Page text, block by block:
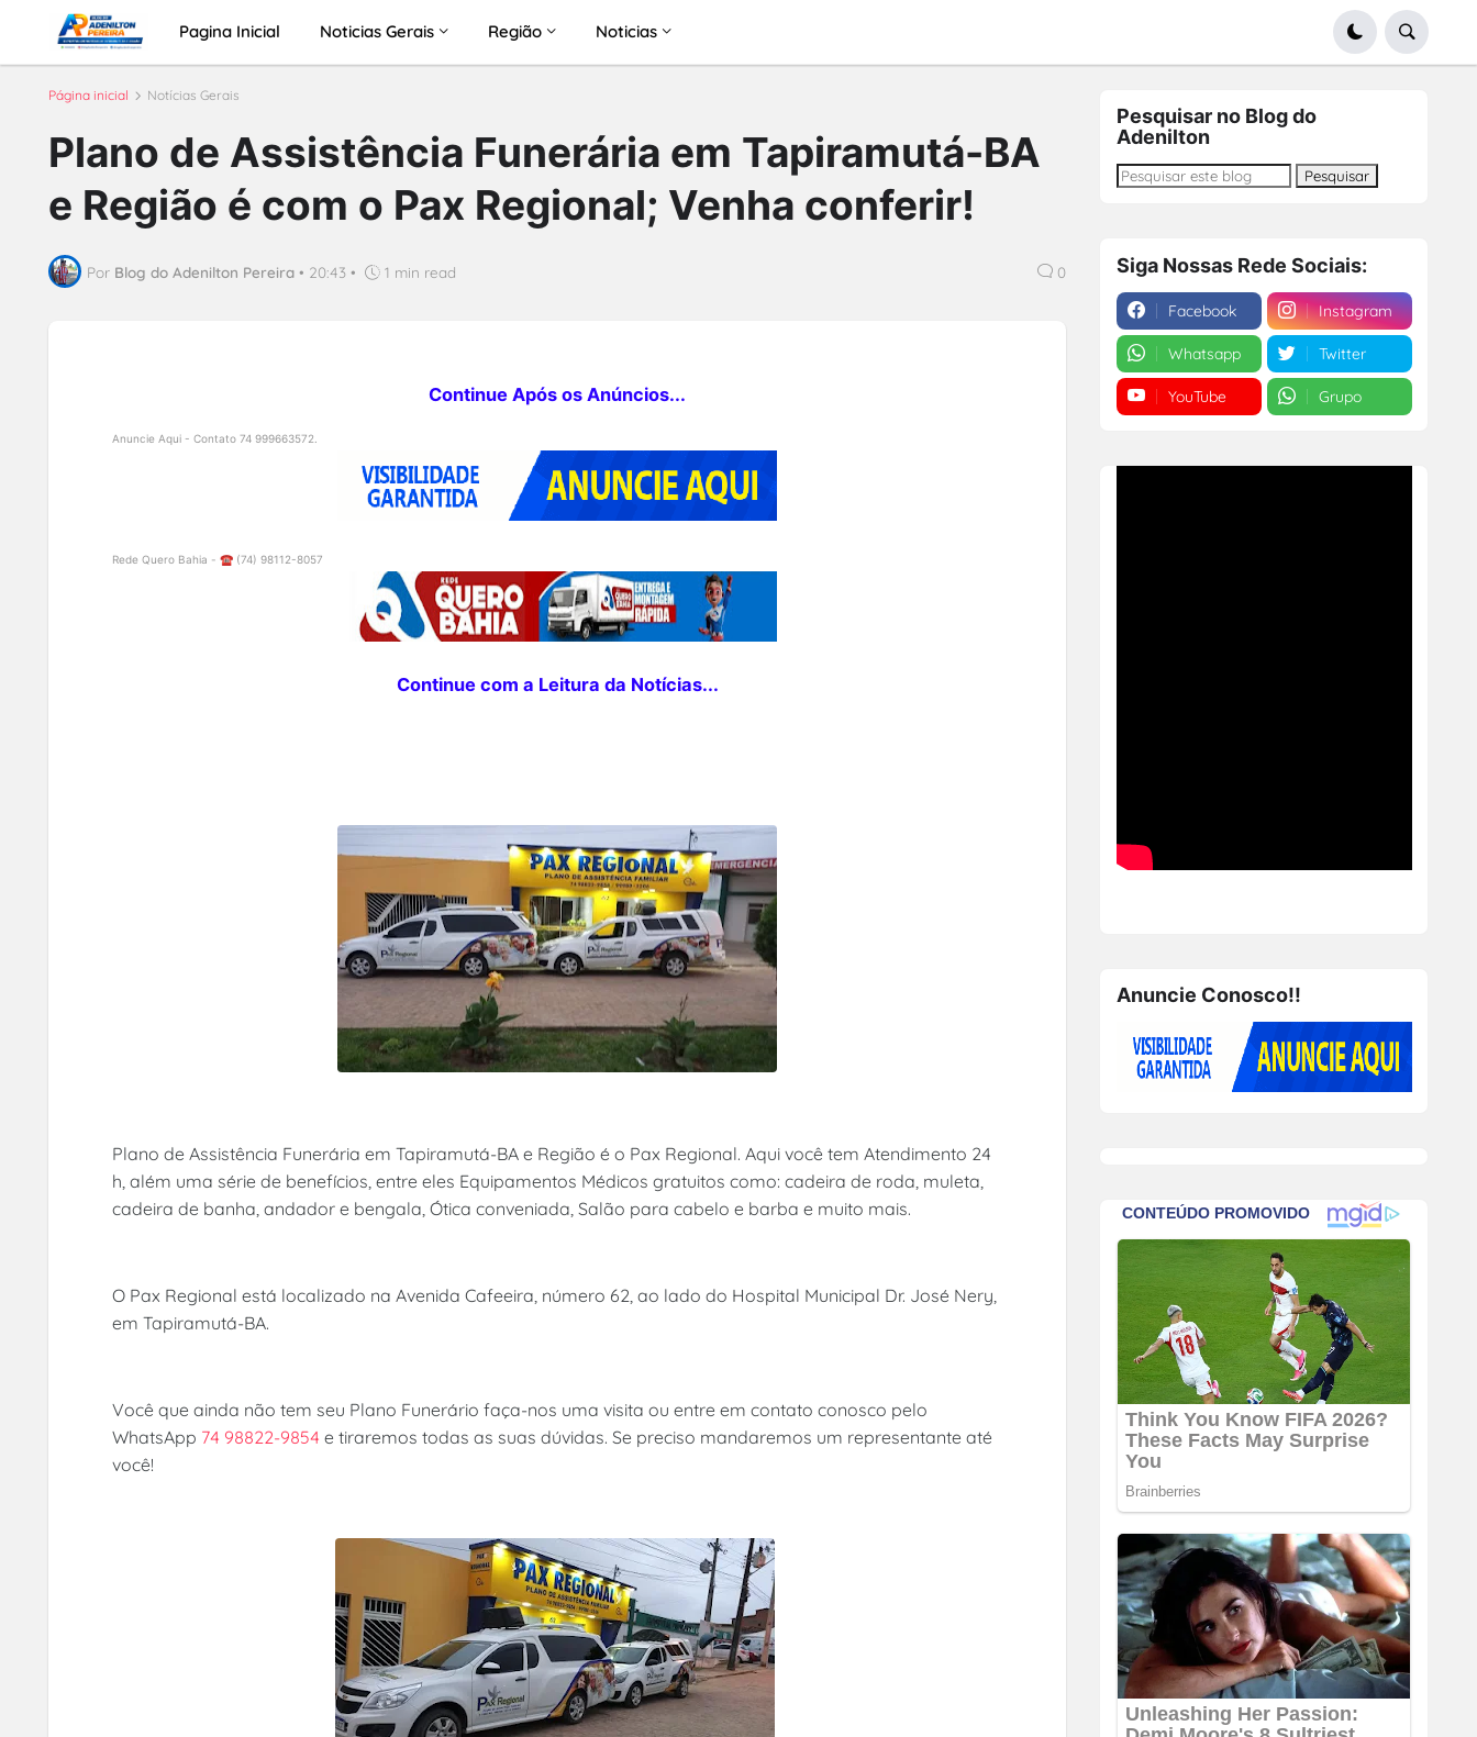
Pagina Inicial Noticias Gerais Região Noticias
Página inicial Notícias Gerais
Plano de Assistência Funerária em Tapiramutá-BA
e Região é com o Pax Regional; Venha conferir!
Por Blog do Adenilton Pereira • 20:43 • 1 min read 0
Continue Após os Anúncios...
Anuncie Aqui - Contato 74 999663572.
Rede Quero Bahia - ☎️ (74) 98112-8057
Continue com a Leitura da Notícias...
Plano de Assistência Funerária em Tapiramutá-BA e Região é o Pax Regional. Aqui você tem Atendimento 24
h, além uma série de benefícios, entre eles Equipamentos Médicos gratuitos como: cadeira de roda, muleta,
cadeira de banha, andador e bengala, Ótica conveniada, Salão para cabelo e barba e muito mais.
O Pax Regional está localizado na Avenida Cafeeira, número 62, ao lado do Hospital Municipal Dr. José Nery,
em Tapiramutá-BA.
Você que ainda não tem seu Plano Funerário faça-nos uma visita ou entre em contato conosco pelo
WhatsApp 74 98822-9854 e tiraremos todas as suas dúvidas. Se preciso mandaremos um representante até
você!
Pesquisar no Blog do
Adenilton
Siga Nossas Rede Sociais:
Facebook Instagram
Whatsapp Twitter
YouTube Grupo
Anuncie Conosco!!